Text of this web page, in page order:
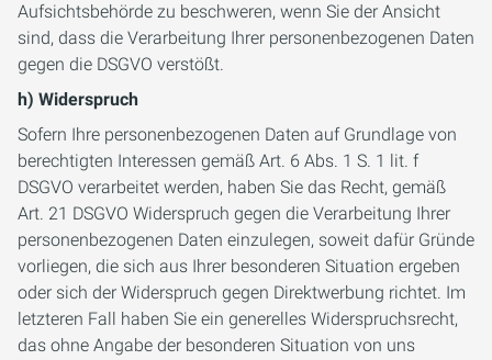
Aufsichtsbehörde zu beschweren, wenn Sie der Ansicht
sind, dass die Verarbeitung Ihrer personenbezogenen Daten
gegen die DSGVO verstößt.
h) Widerspruch
Sofern Ihre personenbezogenen Daten auf Grundlage von
berechtigten Interessen gemäß Art. 6 Abs. 1 S. 1 lit. f
DSGVO verarbeitet werden, haben Sie das Recht, gemäß
Art. 21 DSGVO Widerspruch gegen die Verarbeitung Ihrer
personenbezogenen Daten einzulegen, soweit dafür Gründe
vorliegen, die sich aus Ihrer besonderen Situation ergeben
oder sich der Widerspruch gegen Direktwerbung richtet. Im
letzteren Fall haben Sie ein generelles Widerspruchsrecht,
das ohne Angabe der besonderen Situation von uns